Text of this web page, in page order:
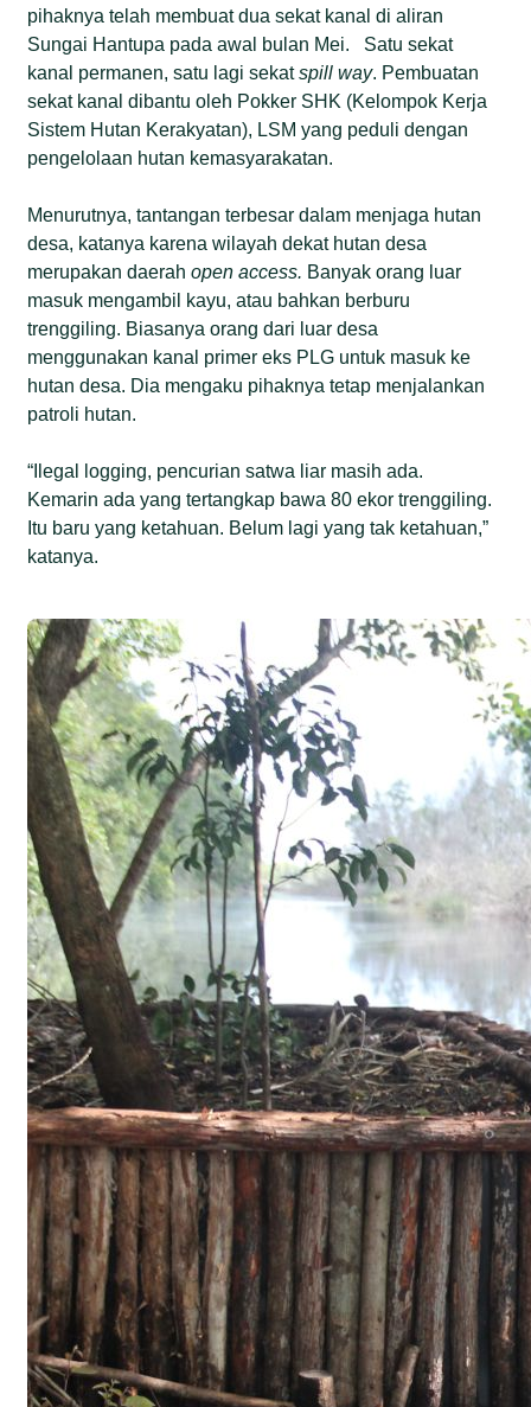
pihaknya telah membuat dua sekat kanal di aliran
Sungai Hantupa pada awal bulan Mei.
Satu sekat
kanal permanen, satu lagi sekatspill way. Pembuatan
sekat kanal dibantu oleh Pokker SHK (Kelompok Kerja
Sistem Hutan Kerakyatan), LSM yang peduli dengan
pengelolaan hutan kemasyarakatan.
Menurutnya, tantangan terbesar dalam menjaga hutan
desa, katanya karena wilayah dekat hutan desa
merupakan daerahopen access. Banyak orang luar
masuk mengambil kayu, atau bahkan berburu
trenggiling. Biasanya orang dari luar desa
menggunakan kanal primer eks PLG untuk masuk ke
hutan desa. Dia mengaku pihaknya tetap menjalankan
patroli hutan.
“Ilegal logging, pencurian satwa liar masih ada.
Kemarin ada yang tertangkap bawa 80 ekor trenggiling.
Itu baru yang ketahuan. Belum lagi yang tak ketahuan,”
katanya.